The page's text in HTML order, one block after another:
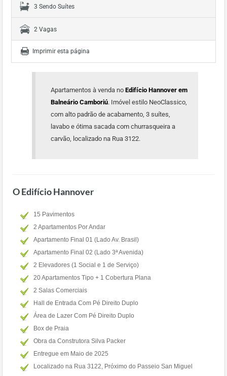
3 Sendo Suítes
2 Vagas
Imprimir esta página
Apartamentos à venda no Edifício Hannover em
Balneário Camboriú. Imóvel estilo NeoClassico,
com alto padrão de acabamento, 3 suítes,
lavabo e ótima sacada com churrasqueira a
carvão, localizado na Rua 3122.
O Edifício Hannover
15 Pavimentos
2 Apartamentos Por Andar
Apartamento Final 01 (Lado Av. Brasil)
Apartamento Final 02 (Lado 3ª Avenida)
2 Elevadores (1 Social e 1 de Serviço)
20 Apartamentos Tipo + 1 Cobertura Plana
2 Salas Comerciais
Hall de Entrada Com Pé Direito Duplo
Área de Lazer Com Pé Direito Duplo
Box de Praia
Obra da Construtora Silva Packer
Entregue em Maio de 2025
Localizado na Rua 3122, Próximo do Passeio San Miguel